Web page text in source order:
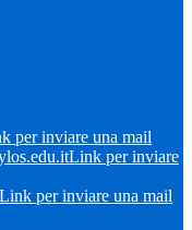
per inviare una mail
Link per inviare
Link per inviare una mail